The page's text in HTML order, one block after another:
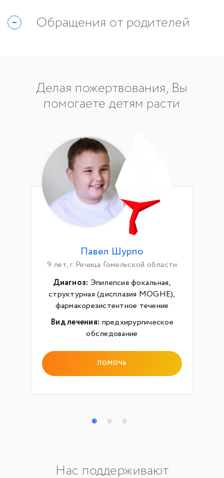
Обращения от родителей
Делая пожертвования, Вы
помогаете детям расти
Павел Шурпо
9 лет, г. Речица Гомельской области
Диагноз: Эпилепсия фокальная,
структурная (дисплазия MOGHE),
фармакорезистентное течение
Вид лечения: предхирургическое
обследование
ПОМОЧЬ
Нас поддерживают